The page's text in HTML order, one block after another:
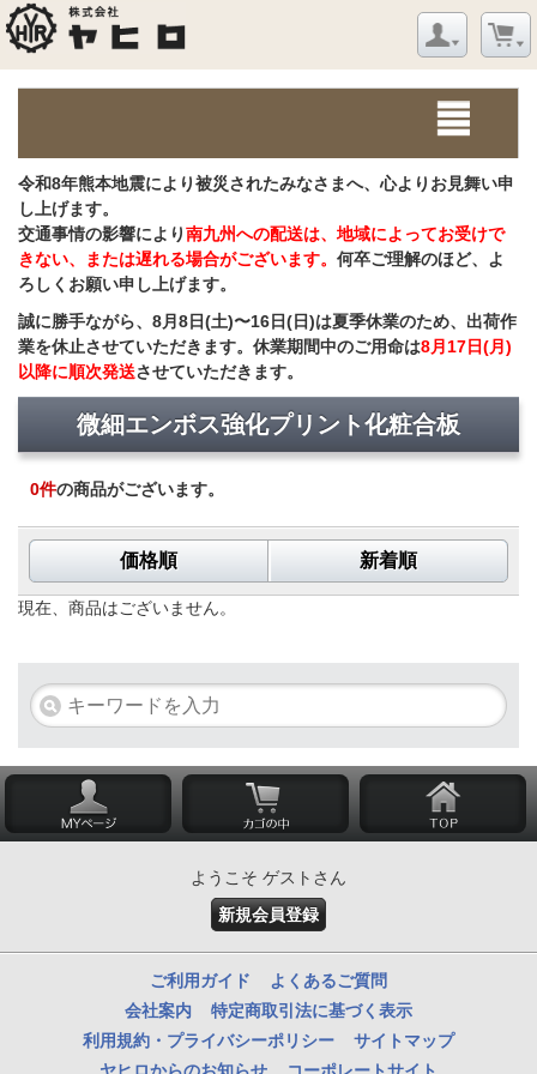
令和8年熊本地震により被災されたみなさまへ、心よりお見舞い申
し上げます。
交通事情の影響により南九州への配送は、地域によってお受けで
きない、または遅れる場合がございます。 何卒ご理解のほど、よ
ろしくお願い申し上げます。
誠に勝手ながら、8月8日(土)〜16日(日)は夏季休業のため、出荷作
業を休止させていただきます。休業期間中のご用命は8月17日(月)
以降に順次発送させていただきます。
微細エンボス強化プリント化粧合板
0件の商品がございます。
価格順 新着順
現在、商品はございません。
ようこそ ゲストさん
新規会員登録
ご利用ガイド
よくあるご質問
会社案内
特定商取引法に基づく表示
利用規約・プライバシーポリシー
サイトマップ